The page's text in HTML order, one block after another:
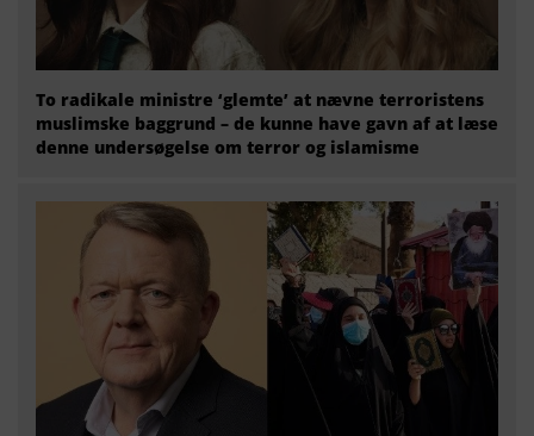
To radikale ministre ‘glemte’ at nævne terroristens
muslimske baggrund – de kunne have gavn af at læse
denne undersøgelse om terror og islamisme